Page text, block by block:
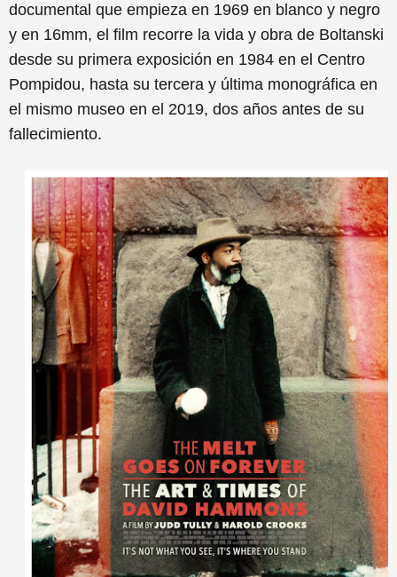
documental que empieza en 1969 en blanco y negro
y en 16mm, el film recorre la vida y obra de Boltanski
desde su primera exposición en 1984 en el Centro
Pompidou, hasta su tercera y última monográfica en
el mismo museo en el 2019, dos años antes de su
fallecimiento.